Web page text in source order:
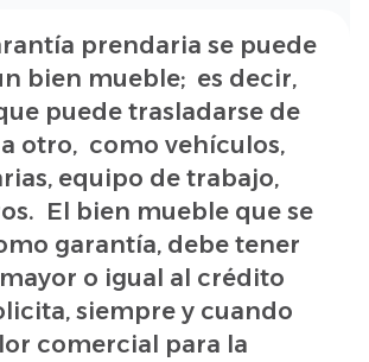
prendaria se puede
bien mueble; es decir,
puede trasladarse de
otro, como vehículos,
equipo de trabajo,
El bien mueble que se
garantía, debe tener
o igual al crédito
siempre y cuando
comercial para la